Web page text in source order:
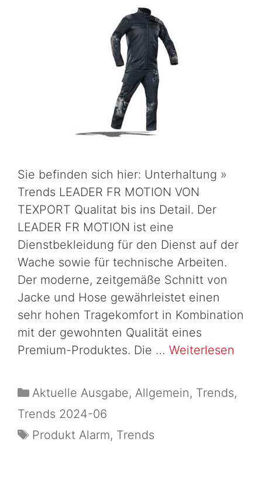
Sie befinden sich hier: Unterhaltung »
Trends LEADER FR MOTION VON
TEXPORT Qualitat bis ins Detail. Der
LEADER FR MOTION ist eine
Dienstbekleidung für den Dienst auf der
Wache sowie für technische Arbeiten.
Der moderne, zeitgemäße Schnitt von
Jacke und Hose gewährleistet einen
sehr hohen Tragekomfort in Kombination
mit der gewohnten Qualität eines
Premium-Produktes. Die … Weiterlesen
Aktuelle Ausgabe, Allgemein, Trends,
Trends 2024-06
Produkt Alarm, Trends